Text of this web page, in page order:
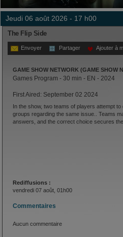
jeudi 06 août 2026 - 17 h00
The Flip Side
Envoyer Partager Ajouter à
GAME SHOW NETWORK (GAME SHOW
Games Program - 30 min - EN - 2024
First Aired: September 02 2024
In the show, two teams of players attempt
groups regarding the same issue.. Teams
answers, and the correct choice secures the
Rediffusions :
vendredi 07 août, 01h00
Commentaires
Aucun commentaire